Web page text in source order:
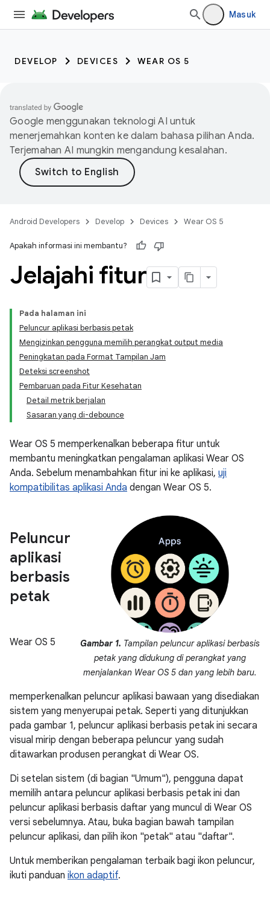
Masuk
DEVELOP DEVICES WEAR OS 5
Google menggunakan teknologi AI untuk
menerjemahkan konten ke dalam bahasa pilihan Anda.
Terjemahan AI mungkin mengandung kesalahan.
Android Developers Develop Devices Wear OS 5
Apakah informasi ini membantu?
Jelajahi fitur
Pada halaman ini
Peluncur aplikasi berbasis petak
Mengizinkan pengguna memilih perangkat output media
Peningkatan pada Format Tampilan Jam
Deteksi screenshot
Pembaruan pada Fitur Kesehatan
Detail metrik berjalan
Sasaran yang di-debounce
Wear OS 5 memperkenalkan beberapa fitur untuk
membantu meningkatkan pengalaman aplikasi Wear OS
Anda. Sebelum menambahkan fitur ini ke aplikasi, uji
kompatibilitas aplikasi Anda dengan Wear OS 5.
Gambar 1. Tampilan peluncur aplikasi berbasis
petak yang didukung di perangkat yang
menjalankan Wear OS 5 dan yang lebih baru.
Peluncur
aplikasi
berbasis
petak
Wear OS 5
memperkenalkan peluncur aplikasi bawaan yang disediakan
sistem yang menyerupai petak. Seperti yang ditunjukkan
pada gambar 1, peluncur aplikasi berbasis petak ini secara
visual mirip dengan beberapa peluncur yang sudah
ditawarkan produsen perangkat di Wear OS.
Di setelan sistem (di bagian "Umum"), pengguna dapat
memilih antara peluncur aplikasi berbasis petak ini dan
peluncur aplikasi berbasis daftar yang muncul di Wear OS
versi sebelumnya. Atau, buka bagian bawah tampilan
peluncur aplikasi, dan pilih ikon "petak" atau "daftar".
Untuk memberikan pengalaman terbaik bagi ikon peluncur,
ikuti panduan ikon adaptif.